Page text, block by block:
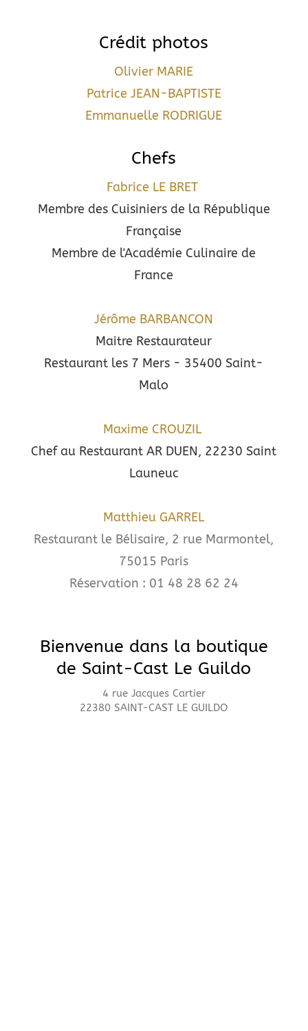
Crédit photos
Olivier MARIE
Patrice JEAN-BAPTISTE
Emmanuelle RODRIGUE
Chefs
Fabrice LE BRET
Membre des Cuisiniers de la République
Française
Membre de l'Académie Culinaire de
France
Jérôme BARBANCON
Maitre Restaurateur
Restaurant les 7 Mers - 35400 Saint-
Malo
Maxime CROUZIL
Chef au Restaurant AR DUEN, 22230 Saint
Launeuc
Matthieu GARREL
Restaurant le Bélisaire, 2 rue Marmontel,
75015 Paris
Réservation : 01 48 28 62 24
Bienvenue dans la boutique
de Saint-Cast Le Guildo
4 rue Jacques Cartier
22380 SAINT-CAST LE GUILDO